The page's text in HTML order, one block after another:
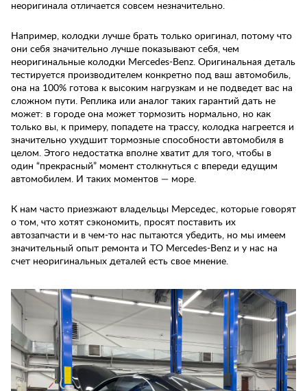
неоригинала отличается совсем незначительно.
Например, колодки лучше брать только оригинал, потому что
они себя значительно лучше показывают себя, чем
неоригинальные колодки Mercedes-Benz. Оригинальная деталь
тестируется производителем конкретно под ваш автомобиль,
она на 100% готова к высоким нагрузкам и не подведет вас на
сложном пути. Реплика или аналог таких гарантий дать не
может: в городе она может тормозить нормально, но как
только вы, к примеру, попадете на трассу, колодка нагреется и
значительно ухудшит тормозные способности автомобиля в
целом. Этого недостатка вполне хватит для того, чтобы в
один “прекрасный” момент столкнуться с впереди едущим
автомобилем. И таких моментов — море.
К нам часто приезжают владельцы Мерседес, которые говорят
о том, что хотят сэкономить, просят поставить их
автозапчасти и в чем-то нас пытаются убедить, но мы имеем
значительный опыт ремонта и ТО Mercedes-Benz и у нас на
счет неоригинальных деталей есть свое мнение.